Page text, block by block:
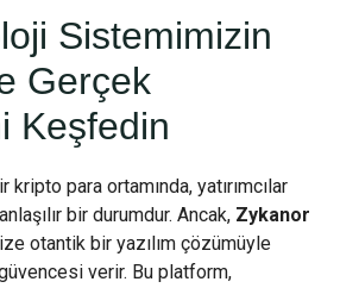
Sistemimizin
Gerçek
Keşfedin
kripto para ortamında, yatırımcılar
bir durumdur. Ancak, Zykanor
otantik bir yazılım çözümüyle
verir. Bu platform,